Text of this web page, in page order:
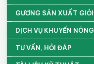
GƯƠNG SẢN XUẤT GIỎI
DỊCH VỤ KHUYẾN NÔNG
TƯ VẤN, HỎI ĐÁP